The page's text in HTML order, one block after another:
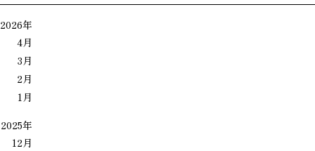
2026年
4月
3月
2月
1月
2025年
12月